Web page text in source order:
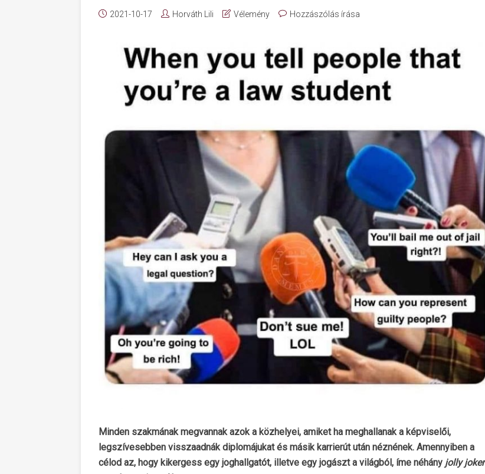
2021-10-17 Horváth Lili Vélemény Hozzászólás írása
Minden szakmának megvannak azok a közhelyei, amiket ha meghallanak a képviselői,
legszívesebben visszaadnák diplomájukat és másik karrierút után néznének. Amennyiben a
célod az, hogy kikergess egy joghallgatót, illetve egy jogászt a világból, íme néhány jolly joker